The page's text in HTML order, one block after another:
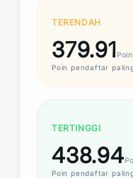
TERENDAH
379.91 Poin
Poin pendaftar
TERTINGGI
438.94
Poin pendaftar